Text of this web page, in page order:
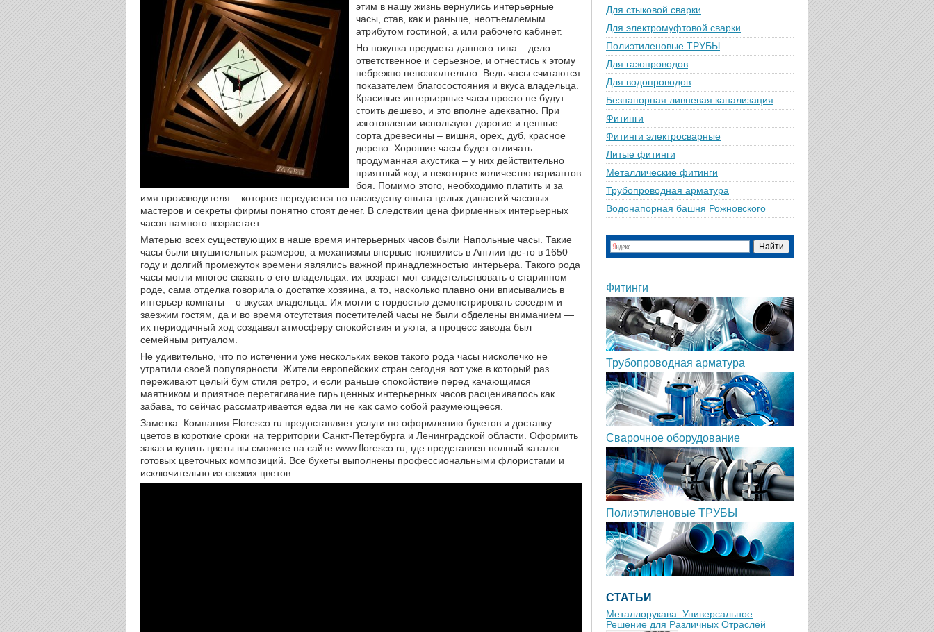
этим в нашу жизнь вернулись интерьерные
часы, став, как и раньше, неотъемлемым
атрибутом гостиной, а или рабочего кабинет.
Но покупка предмета данного типа – дело
ответственное и серьезное, и отнестись к этому
небрежно непозволтельно. Ведь часы считаются
показателем благосостояния и вкуса владельца.
Красивые интерьерные часы просто не будут
стоить дешево, и это вполне адекватно. При
изготовлении используют дорогие и ценные
сорта древесины – вишня, орех, дуб, красное
дерево. Хорошие часы будет отличать
продуманная акустика – у них действительно
приятный ход и некоторое количество вариантов
боя. Помимо этого, необходимо платить и за
имя производителя – которое передается по наследству опыта целых династий часовых
мастеров и секреты фирмы понятно стоят денег. В следствии цена фирменных интерьерных
часов намного возрастает.
Матерью всех существующих в наше время интерьерных часов были Напольные часы. Такие
часы были внушительных размеров, а механизмы впервые появились в Англии где-то в 1650
году и долгий промежуток времени являлись важной принадлежностью интерьера. Такого рода
часы могли многое сказать о его владельцах: их возраст мог свидетельствовать о старинном
роде, сама отделка говорила о достатке хозяина, а то, насколько плавно они вписывались в
интерьер комнаты – о вкусах владельца. Их могли с гордостью демонстрировать соседям и
заезжим гостям, да и во время отсутствия посетителей часы не были обделены вниманием —
их периодичный ход создавал атмосферу спокойствия и уюта, а процесс завода был
семейным ритуалом.
Не удивительно, что по истечении уже нескольких веков такого рода часы нисколечко не
утратили своей популярности. Жители европейских стран сегодня вот уже в который раз
переживают целый бум стиля ретро, и если раньше спокойствие перед качающимся
маятником и приятное перетягивание гирь ценных интерьерных часов расценивалось как
забава, то сейчас рассматривается едва ли не как само собой разумеющееся.
Заметка: Компания Floresco.ru предоставляет услуги по оформлению букетов и доставку
цветов в короткие сроки на территории Санкт-Петербурга и Ленинградской области. Оформить
заказ и купить цветы вы сможете на сайте www.floresco.ru, где представлен полный каталог
готовых цветочных композиций. Все букеты выполнены профессиональными флористами и
исключительно из свежих цветов.
Для стыковой сварки
Для электромуфтовой сварки
Полиэтиленовые ТРУБЫ
Для газопроводов
Для водопроводов
Безнапорная ливневая канализация
Фитинги
Фитинги электросварные
Литые фитинги
Металлические фитинги
Трубопроводная арматура
Водонапорная башня Рожновского
Фитинги
Трубопроводная арматура
Сварочное оборудование
Полиэтиленовые ТРУБЫ
СТАТЬИ
Металлорукава: Универсальное
Решение для Различных Отраслей